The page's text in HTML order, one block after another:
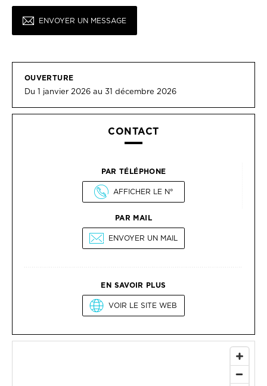
ENVOYER UN MESSAGE
OUVERTURE
Du 1 janvier 2026 au 31 décembre 2026
CONTACT
PAR TÉLÉPHONE
AFFICHER LE N°
PAR MAIL
ENVOYER UN MAIL
EN SAVOIR PLUS
VOIR LE SITE WEB